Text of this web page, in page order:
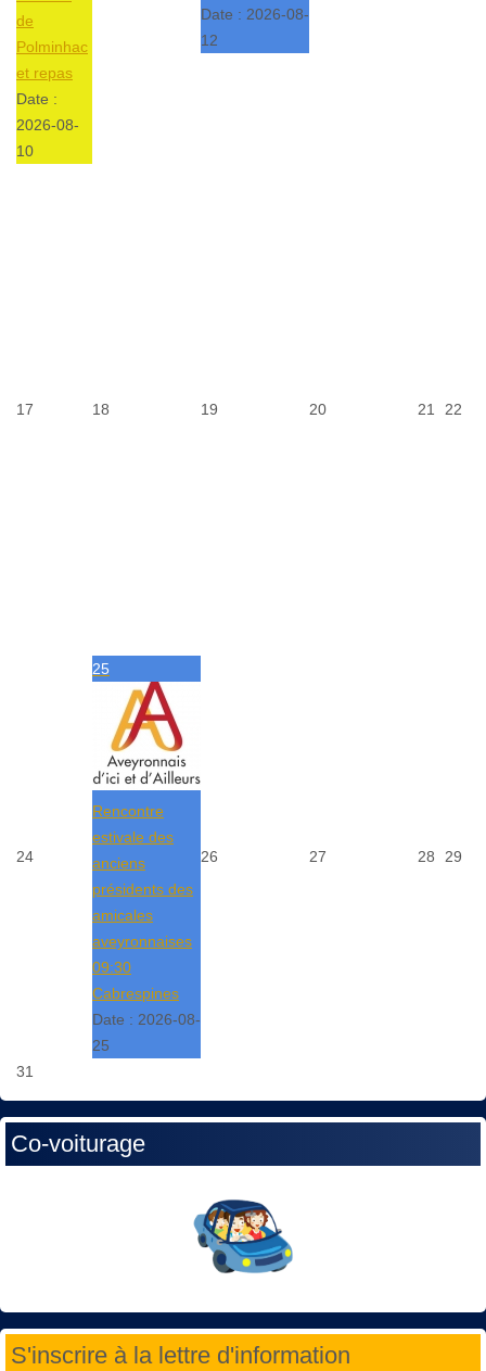
de
Polminhac
et repas
Date :
2026-08-
10
Date : 2026-08-
12
17 18 19 20 21 22
24
25
Rencontre
estivale des
anciens
présidents des
amicales
aveyronnaises
09:30
Cabrespines
Date : 2026-08-
25
26 27 28 29
31
Co-voiturage
S'inscrire à la lettre d'information